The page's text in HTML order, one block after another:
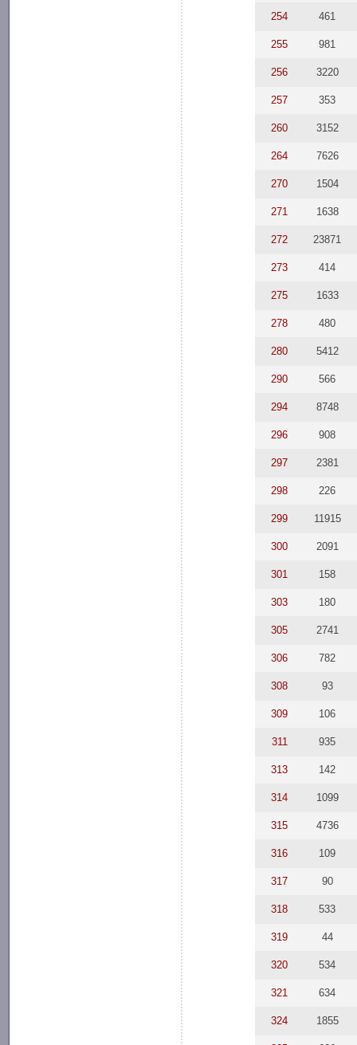
254 461
255 981
256 3220
257 353
260 3152
264 7626
270 1504
271 1638
272 23871
273 414
275 1633
278 480
280 5412
290 566
294 8748
296 908
297 2381
298 226
299 11915
300 2091
301 158
303 180
305 2741
306 782
308 93
309 106
311 935
313 142
314 1099
315 4736
316 109
317 90
318 533
319 44
320 534
321 634
324 1855